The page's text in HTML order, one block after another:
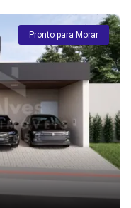
Pronto para Morar